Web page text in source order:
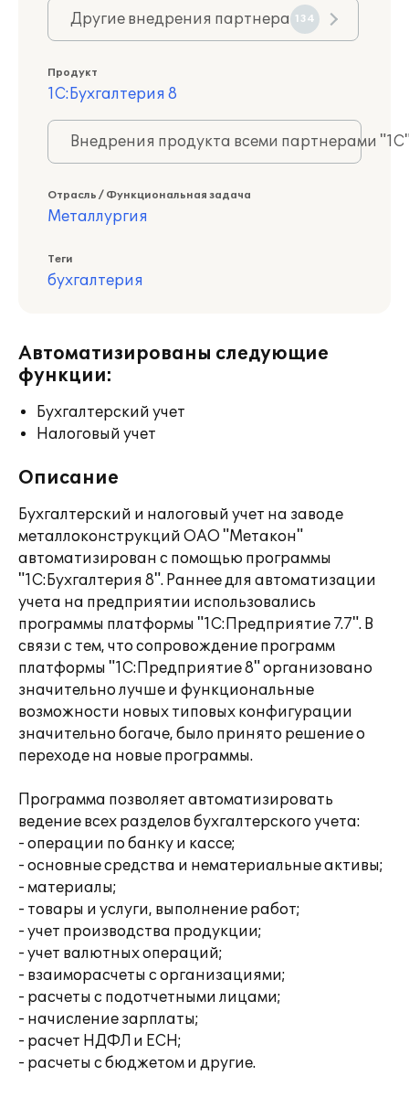
Другие внедрения партнера 134
Продукт
1С:Бухгалтерия 8
Внедрения продукта всеми партнерами
Отрасль / Функциональная задача
Металлургия
Теги
бухгалтерия
Автоматизированы следующие
функции:
Бухгалтерский учет
Налоговый учет
Описание
Бухгалтерский и налоговый учет на заводе
металлоконструкций ОАО "Метакон"
автоматизирован с помощью программы
"1С:Бухгалтерия 8". Раннее для автоматизации
учета на предприятии использовались
программы платформы "1С:Предприятие 7.7". В
связи с тем, что сопровождение программ
платформы "1С:Предприятие 8" организовано
значительно лучше и функциональные
возможности новых типовых конфигурации
значительно богаче, было принято решение о
переходе на новые программы.
Программа позволяет автоматизировать
ведение всех разделов бухгалтерского учета:
- операции по банку и кассе;
- основные средства и нематериальные активы;
- материалы;
- товары и услуги, выполнение работ;
- учет производства продукции;
- учет валютных операций;
- взаиморасчеты с организациями;
- расчеты с подотчетными лицами;
- начисление зарплаты;
- расчет НДФЛ и ЕСН;
- расчеты с бюджетом и другие.